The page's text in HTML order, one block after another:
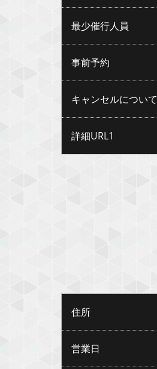
最少催行人員
事前予約
キャンセルについて
詳細URL1
住所
営業日